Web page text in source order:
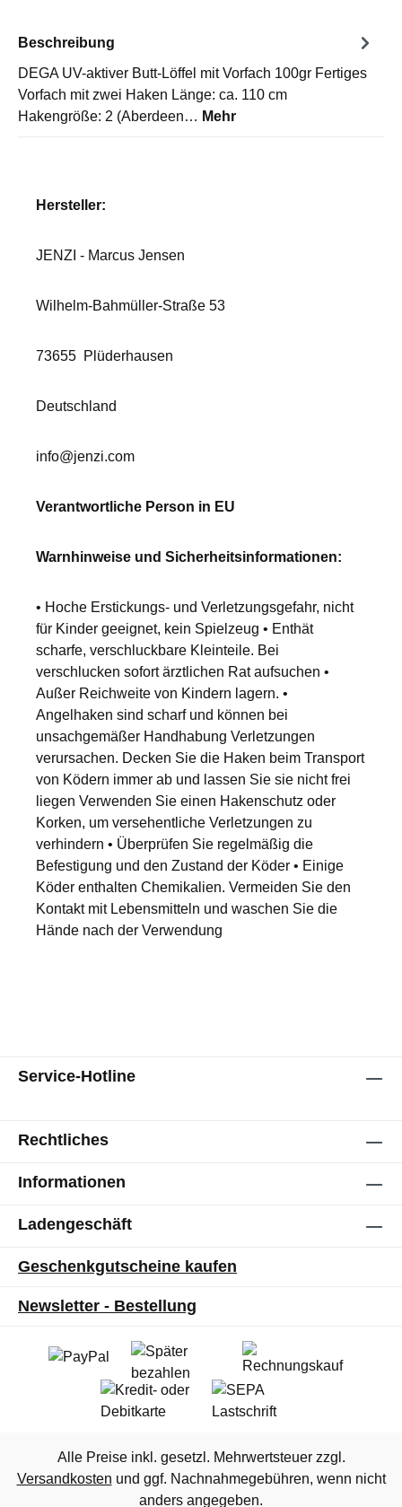
Beschreibung
DEGA UV-aktiver Butt-Löffel mit Vorfach 100gr Fertiges
Vorfach mit zwei Haken Länge: ca. 110 cm
Hakengröße: 2 (Aberdeen… Mehr
Hersteller:
JENZI - Marcus Jensen
Wilhelm-Bahmüller-Straße 53
73655 Plüderhausen
Deutschland
info@jenzi.com
Verantwortliche Person in EU
Warnhinweise und Sicherheitsinformationen:
• Hoche Erstickungs- und Verletzungsgefahr, nicht
für Kinder geeignet, kein Spielzeug • Enthät
scharfe, verschluckbare Kleinteile. Bei
verschlucken sofort ärztlichen Rat aufsuchen •
Außer Reichweite von Kindern lagern. •
Angelhaken sind scharf und können bei
unsachgemäßer Handhabung Verletzungen
verursachen. Decken Sie die Haken beim Transport
von Ködern immer ab und lassen Sie sie nicht frei
liegen Verwenden Sie einen Hakenschutz oder
Korken, um versehentliche Verletzungen zu
verhindern • Überprüfen Sie regelmäßig die
Befestigung und den Zustand der Köder • Einige
Köder enthalten Chemikalien. Vermeiden Sie den
Kontakt mit Lebensmitteln und waschen Sie die
Hände nach der Verwendung
Service-Hotline
Rechtliches
Informationen
Ladengeschäft
Geschenkgutscheine kaufen
Newsletter - Bestellung
Alle Preise inkl. gesetzl. Mehrwertsteuer zzgl.
Versandkosten und ggf. Nachnahmegebühren, wenn nicht
anders angegeben.